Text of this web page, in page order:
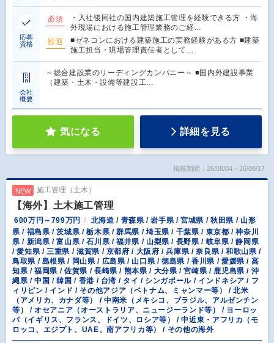
応募
資格
必須
・入社後同社の国内建築施工管理を経験できる方 ・海
外現場における施工管理業務のご経…
歓迎
■ゼネコンにおける建築施工の実務経験がある方 ■建築
施工担当・現場管理責任者として…
会社
概要
～総合建設業のリーディングカンパニー～ ■国内外建設事業
（建築・土木・設備等建設工…
気になる 詳細を見る
掲載期間：26/08/04～26/08/17
NEW 施工管理（土木）
【海外】土木施工管理
600万円～799万円
北海道 / 青森県 / 岩手県 / 宮城県 / 秋田県 / 山形
県 / 福島県 / 茨城県 / 栃木県 / 群馬県 / 埼玉県 / 千葉県 / 東京都 / 神奈川
県 / 新潟県 / 富山県 / 石川県 / 福井県 / 山梨県 / 長野県 / 岐阜県 / 静岡県
/ 愛知県 / 三重県 / 滋賀県 / 京都府 / 大阪府 / 兵庫県 / 奈良県 / 和歌山県 /
鳥取県 / 島根県 / 岡山県 / 広島県 / 山口県 / 徳島県 / 香川県 / 愛媛県 / 高
知県 / 福岡県 / 佐賀県 / 長崎県 / 熊本県 / 大分県 / 宮崎県 / 鹿児島県 / 沖
縄県 / 中国 / 韓国 / 香港 / 台湾 / タイ / シンガポール / インドネシア / フ
ィリピン / インド / その他アジア（ベトナム、ミャンマー等） / 北米
（アメリカ、カナダ等） / 中南米（メキシコ、ブラジル、アルゼンチン
等） / オセアニア（オーストラリア、ニュージーランド等） / ヨーロッ
パ（イギリス、フランス、ドイツ、ロシア等） / 中近東・アフリカ（モ
ロッコ、エジプト、UAE、南アフリカ等） / その他の海外